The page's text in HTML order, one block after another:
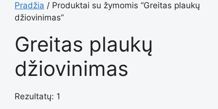
Pradžia / Produktai su žymomis “Greitas plaukų
džiovinimas”
Greitas plaukų
džiovinimas
Rezultatų: 1